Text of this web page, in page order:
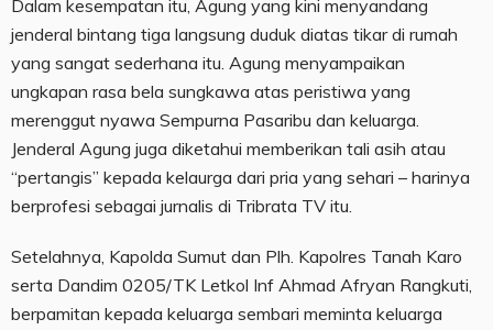
Dalam kesempatan itu, Agung yang kini menyandang
jenderal bintang tiga langsung duduk diatas tikar di rumah
yang sangat sederhana itu. Agung menyampaikan
ungkapan rasa bela sungkawa atas peristiwa yang
merenggut nyawa Sempurna Pasaribu dan keluarga.
Jenderal Agung juga diketahui memberikan tali asih atau
“pertangis” kepada kelaurga dari pria yang sehari – harinya
berprofesi sebagai jurnalis di Tribrata TV itu.
Setelahnya, Kapolda Sumut dan Plh. Kapolres Tanah Karo
serta Dandim 0205/TK Letkol Inf Ahmad Afryan Rangkuti,
berpamitan kepada keluarga sembari meminta keluarga